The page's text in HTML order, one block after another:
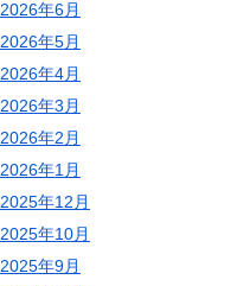
2026年6月
2026年5月
2026年4月
2026年3月
2026年2月
2026年1月
2025年12月
2025年10月
2025年9月